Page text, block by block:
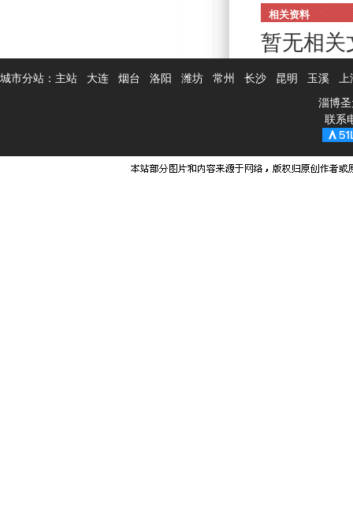
吸...
相关资料
暂无相关
城市分站： 主站 大连 烟台 洛阳 潍坊 常州 长沙 昆明 玉溪 上
淄博
联系